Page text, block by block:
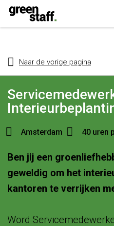
{ "@context": "https://schema.org",
""Greenstaff, "url": "https://
Naar de vorige pagina
Amsterdam 40 uren
Ben jij een
geweldig om het
kantoren te verrijken
Word